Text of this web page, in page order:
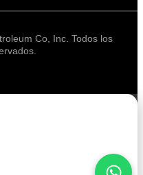
Co, Inc. Todos los